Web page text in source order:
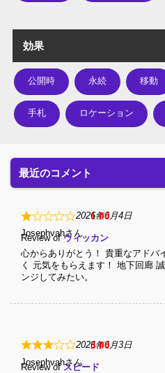
効果
公開時 永続 移動
手札 ロケーション
最近のコメント
1
2026年6月4日
Review of ウィッカン
心からありがとう！ 貴重なアドバ
く 元気をもらえます！ 地下回廊
ンジしてみたい。
Josephvah
3
2026年6月3日
Review of スピード
Josephvah